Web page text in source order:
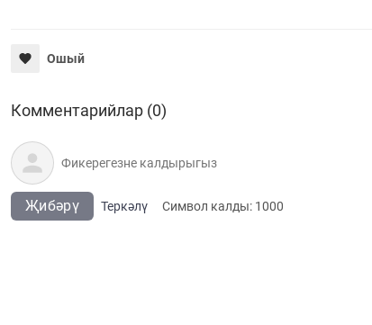
Ошый
Комментарийлар (0)
Җибәрү Теркәлү Cимвол калды: 1000